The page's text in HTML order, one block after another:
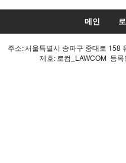
메인
주소: 서울특별시 송파구 중대로
제호: 로컴_LAWCOM 등